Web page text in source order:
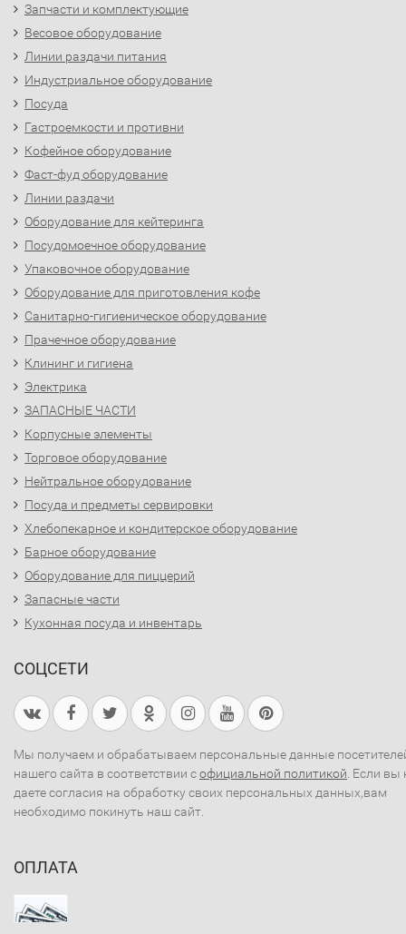
Запчасти и комплектующие
Весовое оборудование
Линии раздачи питания
Индустриальное оборудование
Посуда
Гастроемкости и противни
Кофейное оборудование
Фаст-фуд оборудование
Линии раздачи
Оборудование для кейтеринга
Посудомоечное оборудование
Упаковочное оборудование
Оборудование для приготовления кофе
Санитарно-гигиеническое оборудование
Прачечное оборудование
Клининг и гигиена
Электрика
ЗАПАСНЫЕ ЧАСТИ
Корпусные элементы
Торговое оборудование
Нейтральное оборудование
Посуда и предметы сервировки
Хлебопекарное и кондитерское оборудование
Барное оборудование
Оборудование для пиццерий
Запасные части
Кухонная посуда и инвентарь
СОЦСЕТИ
Мы получаем и обрабатываем персональные данные
нашего сайта в соответствии софициальной политикой . Если вы
даете согласия на обработку своих персональных данных,вам
необходимо покинуть наш сайт.
ОПЛАТА